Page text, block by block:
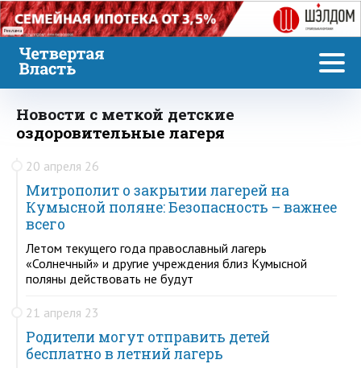
Реклама
Новости с меткой детские
оздоровительные лагеря
20 апреля 26
Митрополит о закрытии лагерей на
Кумысной поляне: Безопасность – важнее
всего
Летом текущего года православный лагерь
«Солнечный» и другие учреждения близ Кумысной
поляны действовать не будут
21 апреля 23
Родители могут отправить детей
бесплатно в летний лагерь